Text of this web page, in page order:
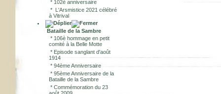
* 102è anniversaire
* L'Arsmistice 2021 célébré
à Vitrival
Bataille de la Sambre
* 106è hommage en petit
comité à la Belle Motte
* Episode sanglant d'août
1914
* 94ème Anniversaire
* 95ème Anniversaire de la
Bataille de la Sambre
* Commémoration du 23